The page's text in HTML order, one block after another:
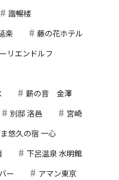
諧暢楼
楽
藤の花ホテル
リエンドルフ
薪の音 金澤
別邸 洛邑
宮崎
悠久の宿 一心
下呂温泉 水明館
ー
アマン東京